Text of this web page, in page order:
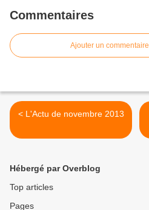
Commentaires
Ajouter un commentaire
< L'Actu de novembre 2013
Hébergé par Overblog
Top articles
Pages